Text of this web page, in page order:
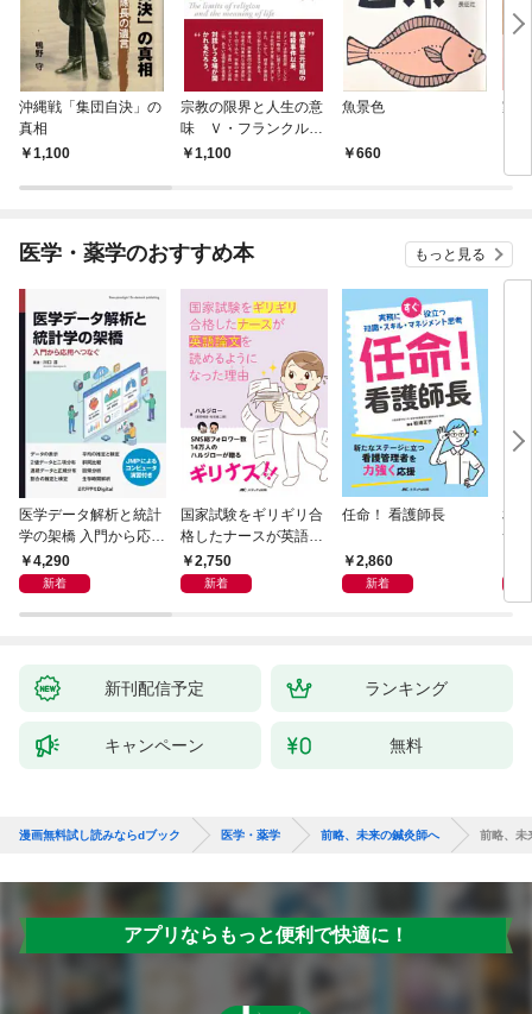
沖縄戦「集団自決」の
真相
1,100
宗教の限界と人生の意
味 Ｖ・フランクルの
視点1,100
魚景色
660
家
医学・薬学のおすすめ本 もっと見る
医学データ解析と統計
学の架橋 入門から応用
へつなぐ
4,290
新着
国家試験をギリギリ合
格したナースが英語論
文を読めるようになっ
た理由
2,750
新着
任命！ 看護師長
2,860
新着
相
つ
新刊配信予定 ランキング
キャンペーン 無料
漫画無料試し読みならdブック 医学・薬学 前略、未来の鍼灸師へ 前略、未
アプリならもっと便利で快適に！